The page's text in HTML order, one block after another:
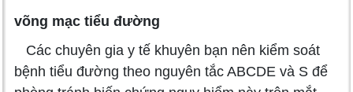
võng mạc tiểu đường
Các chuyên gia y tế khuyên bạn nên kiểm soát
bệnh tiểu đường theo nguyên tắc ABCDE và S để